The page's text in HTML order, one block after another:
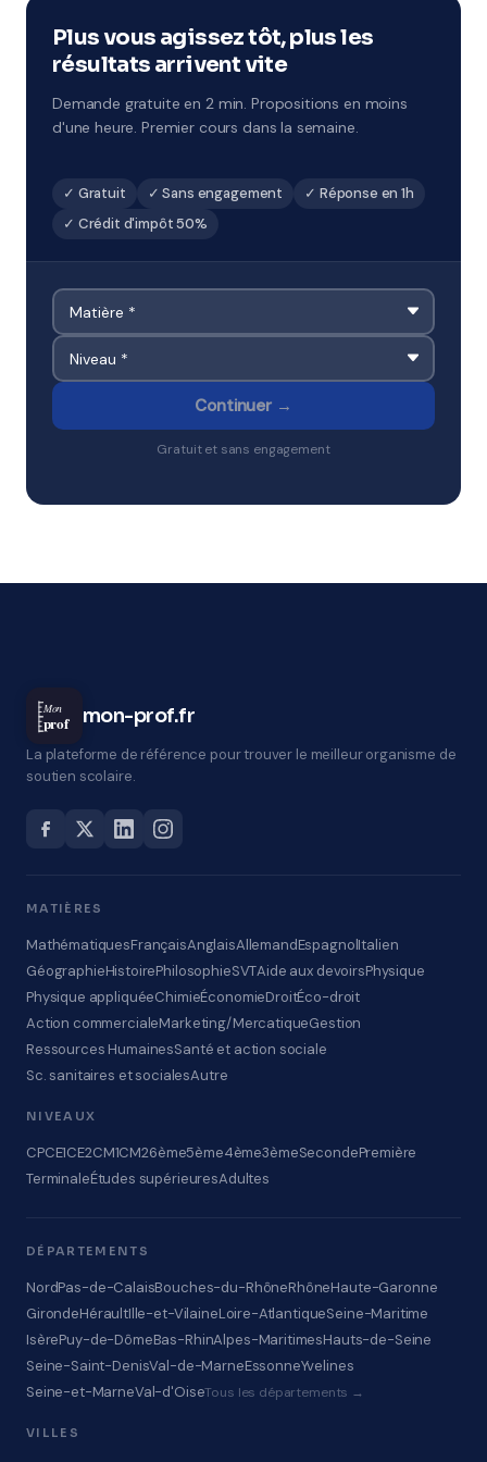
Disponibles à Fort-de-France.
Plus vous agissez tôt, plus les
résultats arrivent vite
Demande gratuite en 2 min. Propositions en moins
d'une heure. Premier cours dans la semaine.
✓ Gratuit ✓ Sans engagement
✓ Réponse en 1h
✓ Crédit d'impôt 50%
Continuer →
Gratuit et sans engagement
Mon
prof mon-prof.fr
La plateforme de référence pour trouver le meilleur organisme de
soutien scolaire.
MATIÈRES
MathématiquesFrançaisAnglaisAllemandEspagnolItalien
GéographieHistoirePhilosophieSVTAide aux devoirsPhysique
Physique appliquéeChimieÉconomieDroitÉco-droit
Action commercialeMarketing/MercatiqueGestion
Ressources HumainesSanté et action sociale
Sc. sanitaires et socialesAutre
NIVEAUX
CPCE1CE2CM1CM26ème5ème4ème3èmeSecondePremière
TerminaleÉtudes supérieuresAdultes
DÉPARTEMENTS
NordPas-de-CalaisBouches-du-RhôneRhôneHaute-Garonne
GirondeHéraultIlle-et-VilaineLoire-AtlantiqueSeine-Maritime
IsèrePuy-de-DômeBas-RhinAlpes-MaritimesHauts-de-Seine
Seine-Saint-DenisVal-de-MarneEssonneYvelines
Seine-et-MarneVal-d'OiseTous les départements →
VILLES